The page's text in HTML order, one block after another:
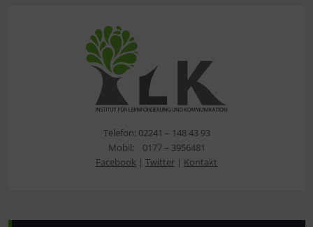
Telefon: 02241 – 148 43 93
Mobil: 0177 – 3956481
Facebook | Twitter | Kontakt